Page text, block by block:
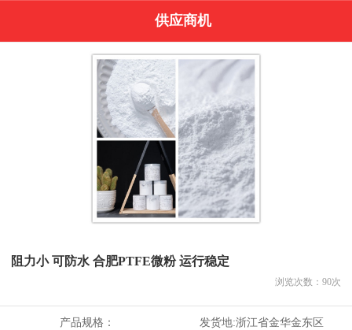
供应商机
阻力小 可防水 合肥PTFE微粉 运行稳定
浏览次数： 90次
产品规格： 发货地:浙江省金华金东区